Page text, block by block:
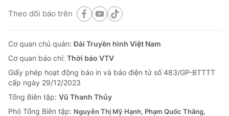
Theo dõi báo trên
Cơ quan chủ quản:Đài Truyền hình Việt Nam
Cơ quan báo chí: Thời báo VTV
Giấy phép hoạt động báo in và báo điện tử số 483/GP-BTTTT
cấp ngày 29/12/2023
Tổng Biên tập: Vũ Thanh Thủy
Phó Tổng Biên tập: Nguyễn Thị Mỹ Hạnh, Phạm Quốc Thắng,